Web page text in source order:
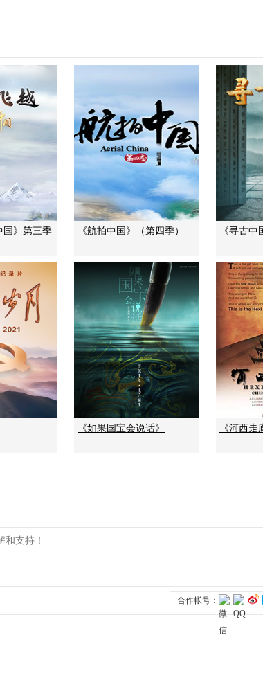
国》第三季 《航拍中国》（第四季） 《寻古中
《如果国宝会说话》 《河西走